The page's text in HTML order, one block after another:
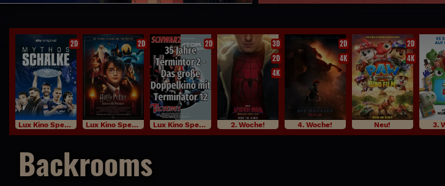
2D
Lux Kino Specials
2D
Lux Kino Specials
2D
Lux Kino Specials
3D
2D
4K
2. Woche!
2D
4K
4. Woche!
2D
4K
Neu! 3.
Backrooms